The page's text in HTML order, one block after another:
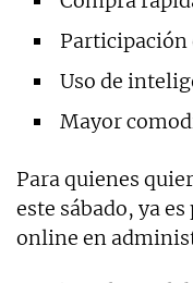
Participación
Uso de
Mayor
Para quienes
este sábado, ya
online en